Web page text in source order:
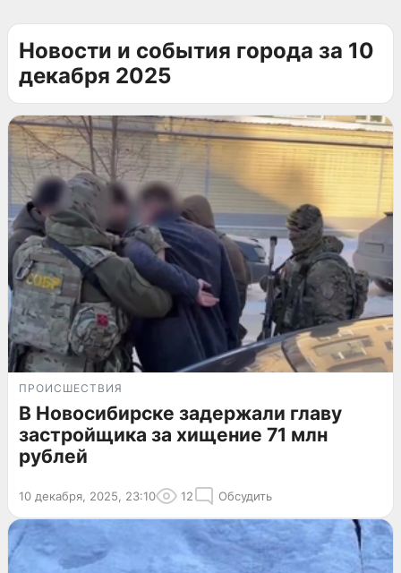
Новости и события города за 10
декабря 2025
ПРОИСШЕСТВИЯ
В Новосибирске задержали главу
застройщика за хищение 71 млн
рублей
10 декабря, 2025, 23:10 12 Обсудить